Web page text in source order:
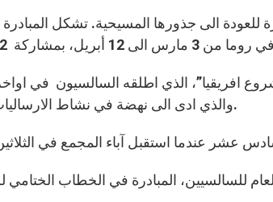
الى جذورها المسيحية. تشكل المبادرة
والذي ادى الى نهضة في نشاط الارساليات في القارة.